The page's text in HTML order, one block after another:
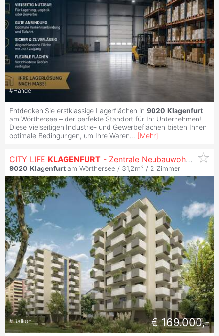
#Handel
Entdecken Sie erstklassige Lagerflächen in 9020 Klagenfurt
am Wörthersee – der perfekte Standort für Ihr Unternehmen!
Diese vielseitigen Industrie- und Gewerbeflächen bieten Ihnen
optimale Bedingungen, um Ihre Waren... [Mehr]
CITY LIFE KLAGENFURT - Zentrale Neubauwohnungen
9020 Klagenfurt am Wörthersee / 31,2m² / 2 Zimmer
#Balkon € 169.000,-